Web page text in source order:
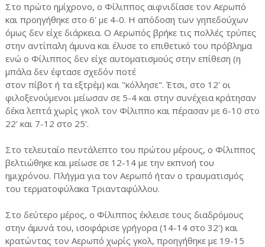
Στο πρώτο ημίχρονο, ο Φίλιππος αιφνιδίασε τον Αερωπό
και προηγήθηκε στο 6' με 4-0. Η απόδοση των γηπεδούχων
όμως δεν είχε διάρκεια. Ο Αερωπός βρήκε τις πολλές τρύπες
στην αντίπαλη άμυνα και έλυσε το επιθετικό του πρόβλημα
ενώ ο Φίλιππος δεν είχε αυτοματισμούς στην επίθεση (η
μπάλα δεν έφτασε σχεδόν ποτέ
στον πίβοτ ή τα εξτρέμ) και "κόλλησε". Έτσι, στο 12' οι
φιλοξενούμενοι μείωσαν σε 5-4 και στην συνέχεια κράτησαν
δέκα λεπτά χωρίς γκολ τον Φίλιππο και πέρασαν με 6-10 στο
22' και 7-12 στο 25'.
Στο τελευταίο πεντάλεπτο του πρώτου μέρους, ο Φίλιππος
βελτιώθηκε και μείωσε σε 12-14 με την εκπνοή του
ημιχρόνου. Πλήγμα για τον Αερωπό ήταν ο τραυματισμός
του τερματοφύλακα Τριανταφύλλου.
Στο δεύτερο μέρος, ο Φίλιππος έκλεισε τους διαδρόμους
στην άμυνά του, ισοφάρισε γρήγορα (14-14 στο 32') και
κρατώντας τον Αερωπό χωρίς γκολ, προηγήθηκε με 19-15